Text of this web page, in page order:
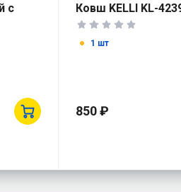
с
Ковш KELLI KL-
1 шт
850 ₽